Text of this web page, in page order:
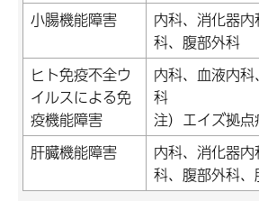
小腸機能障害
内科、消化器
科、腹部外科
ヒト免疫不全ウ
イルスによる免
疫機能障害
内科、血液内
科
注）エイズ拠
肝臓機能障害
内科、消化器
科、腹部外科